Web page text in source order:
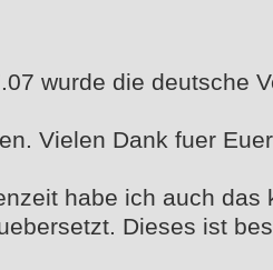
wurde die deutsche
Vielen Dank fuer
habe ich auch das
Dieses ist